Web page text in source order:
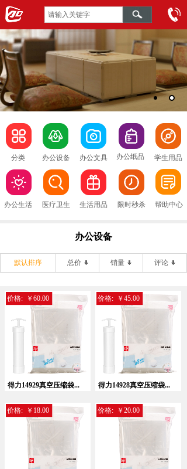
分类 办公设备 办公文具 办公纸品 学生用品
限时秒杀 帮助中心
办公生活 生活用品
医疗卫生
办公设备
默认排序 总价 销量 评论
得力14929真空压缩袋...
价格: ￥60.00
得力14928真空压缩袋...
价格: ￥45.00
价格: ￥18.00 价格: ￥20.00